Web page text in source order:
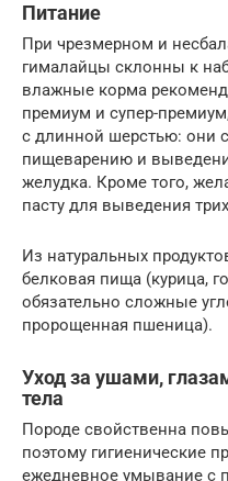
Питание
При чрезмерном и
гималайцы склонны к
влажные корма
премиум и супер-
с длинной шерстью: они
пищеварению и
желудка. Кроме того,
пасту для выведения
Из натуральных
белковая пища (курица,
обязательно сложные
пророщенная пшеница).
Уход за ушами,
тела
Породе свойственна
поэтому гигиенические
ежедневное умывание с